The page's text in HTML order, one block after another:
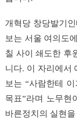
개혁당 창당발기
보는 서울 여의도
칠 사이 쇄도한 후
니다. 이 자리에서
보는 “사람한테
목표”라며 노무현
바른정치의 실현